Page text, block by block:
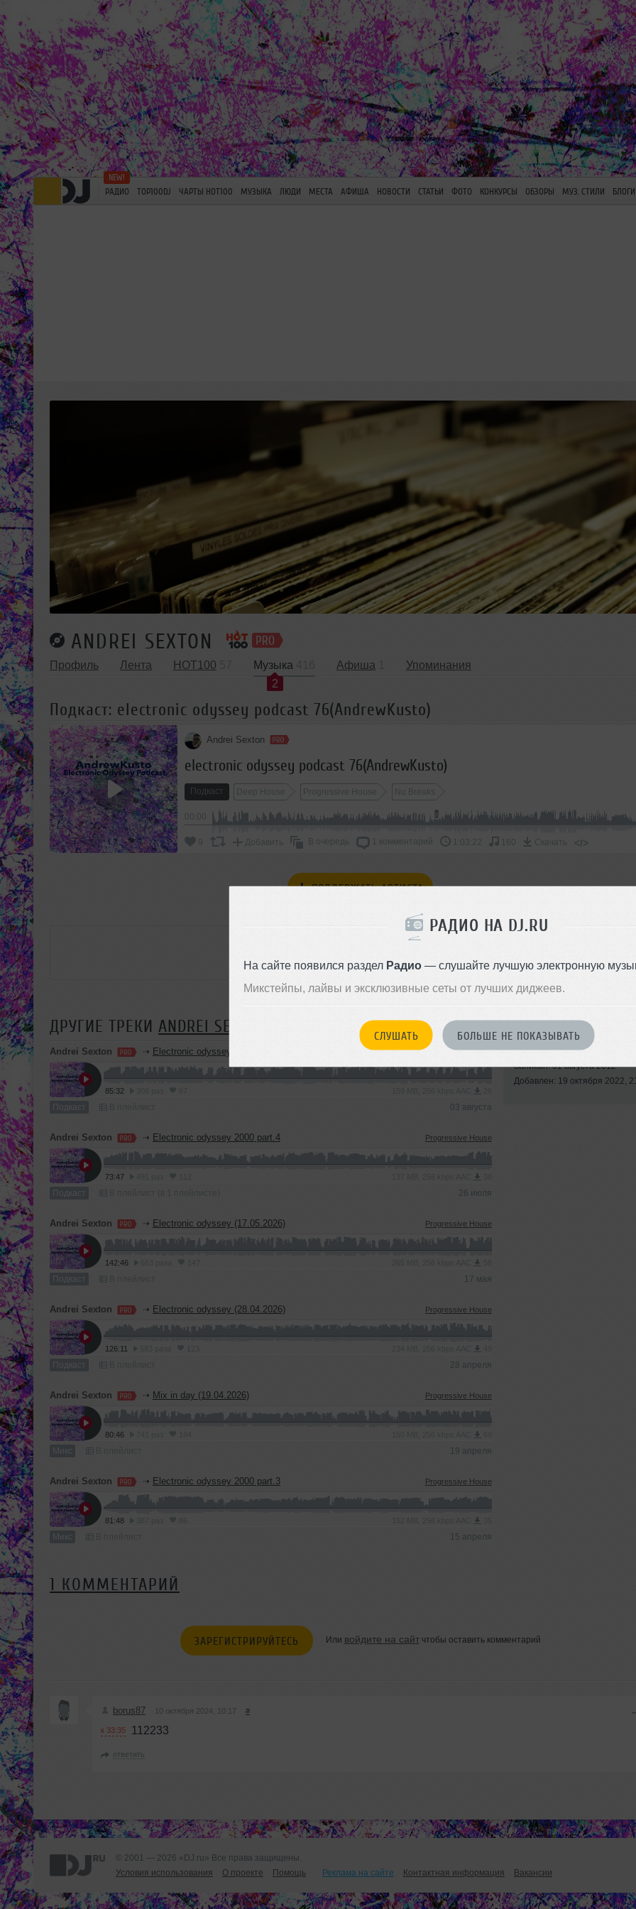
РАДИО НА DJ.RU
На сайте появился раздел Радио— слушайте лучшую электронную
Микстейпы, лайвы и эксклюзивные сеты от лучших диджеев.
СЛУШАТЬ БОЛЬШЕ НЕ ПОКАЗЫВАТЬ
РАДИО TOP100DJ ЧАРТЫ HOT100 МУЗЫКА ЛЮДИ МЕСТА АФИША НОВОСТИ СТАТЬИ ФОТО КОНКУРСЫ ОБЗОРЫ МУЗ. СТИЛИ БЛОГИ
ANDREI SEXTON
Профиль Лента HOT100
Музыка
2
Афиша Упоминания
Подкаст: electronic odyssey podcast 76(AndrewKusto)
Andrei Sexton
electronic odyssey podcast 76(AndrewKusto)
Подкаст Deep House Progressive House Nu Breaks
10 октября 2024, 10:17:
9 Добавить В очередь 1 комментарий 1:03:22 160 Скачать </>
ПОДДЕРЖАТЬ АРТИСТА
РАССКАЖИ ДРУЗЬЯМ
ДРУГИЕ ТРЕКИ ANDREI SEXTON
Andrei Sexton ➝ Electronic odyssey 2000 part.5 Progressive House
85:32
Подкаст 03 августа
Andrei Sexton ➝ Electronic odyssey 2000 part.4 Progressive House
73:47
Подкаст 26 июля
Andrei Sexton ➝ Electronic odyssey (17.05.2026) Progressive House
142:46
Подкаст 17 мая
Andrei Sexton ➝ Electronic odyssey (28.04.2026) Progressive House
126:11
Подкаст 28 апреля
Andrei Sexton ➝ Mix in day (19.04.2026) Progressive House
80:46
Микс 19 апреля
Andrei Sexton ➝ Electronic odyssey 2000 part.3 Progressive House
81:48
Микс 15 апреля
Progressive House
Записан: 01 августа 2012
Добавлен: 19 октября 2022,
1 КОММЕНТАРИЙ
ЗАРЕГИСТРИРУЙТЕСЬ Или войдите на сайтчтобы оставить комментарий
borus87 10 октября 2024, 10:17 # −
к 33:35 112233
ответить
© 2001 — 2026 «DJ.ru» Все права защищены.
Условия использования
О проекте Помощь Реклама на сайте Контактная информация Вакансии